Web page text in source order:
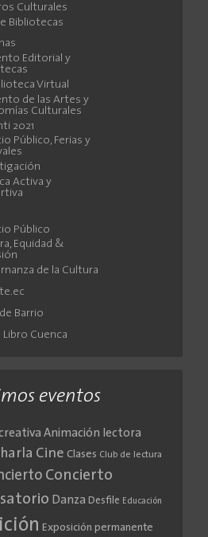
Culturales
Bibliotecas
Editorial y
Virtual
de las Artes y
Culturales
2021
Público, Ferias y
Activa y
Público
Equidad &
de la Cultura
Barrio
Libro Cuenca
eventos
Animación lectora
Cine Clases Club de lectura
Concierto
Danza Desfile Educación
Exposición permanente